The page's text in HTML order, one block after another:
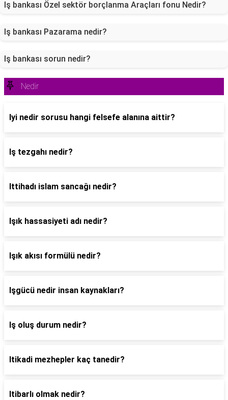
Iş bankası Özel sektör borçlanma Araçları fonu Nedir?
Iş bankası Pazarama nedir?
Iş bankası sorun nedir?
Nedir
Iyi nedir sorusu hangi felsefe alanına aittir?
Iş tezgahı nedir?
Ittihadı islam sancağı nedir?
Işık hassasiyeti adı nedir?
Işık akısı formülü nedir?
Işgücü nedir insan kaynakları?
Iş oluş durum nedir?
Itikadi mezhepler kaç tanedir?
Itibarlı olmak nedir?